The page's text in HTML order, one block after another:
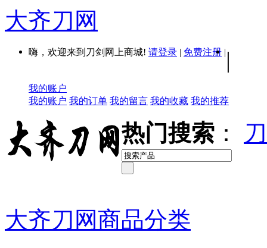
大齐刀网
嗨，欢迎来到刀剑网上商城! 请登录 | 免费注册 | |
我的账户
我的账户 我的订单 我的留言 我的收藏 我的推荐
热门搜索 ：
大齐刀网商品分类